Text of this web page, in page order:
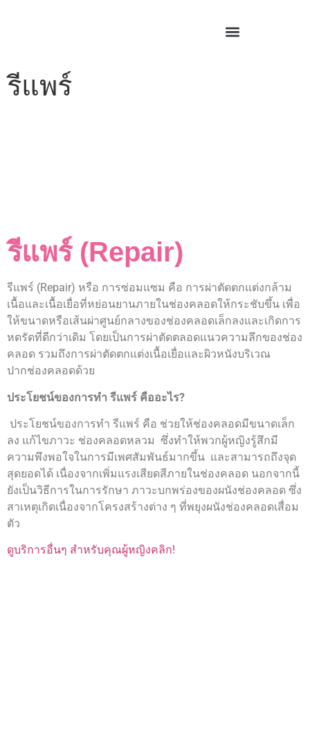
รีแพร์
รีแพร์ (Repair)
รีแพร์ (Repair) หรือ การซ่อมแซม คือ การผ่าตัดตกแต่งกล้าม
เนื้อและเนื้อเยื่อที่หย่อนยานภายในช่องคลอดให้กระชับขึ้น เพื่อ
ให้ขนาดหรือเส้นผ่าศูนย์กลางของช่องคลอดเล็กลงและเกิดการ
หดรัดที่ดีกว่าเดิม โดยเป็นการผ่าตัดตลอดแนวความลึกของช่อง
คลอด รวมถึงการผ่าตัดตกแต่งเนื้อเยื่อและผิวหนังบริเวณ
ปากช่องคลอดด้วย
ประโยชน์ของการทำ รีแพร์ คืออะไร?
ประโยชน์ของการทำ รีแพร์ คือ ช่วยให้ช่องคลอดมีขนาดเล็ก
ลง แก้ไขภาวะ ช่องคลอดหลวม ซึ่งทำให้พวกผู้หญิงรู้สึกมี
ความพึงพอใจในการมีเพศสัมพันธ์มากขึ้น และสามารถถึงจุด
สุดยอดได้ เนื่องจากเพิ่มแรงเสียดสีภายในช่องคลอด นอกจากนี้
ยังเป็นวิธีการในการรักษา ภาวะบกพร่องของผนังช่องคลอด ซึ่ง
สาเหตุเกิดเนื่องจากโครงสร้างต่าง ๆ ที่พยุงผนังช่องคลอดเสื่อม
ตัว
ดูบริการอื่นๆ สำหรับคุณผู้หญิงคลิก!